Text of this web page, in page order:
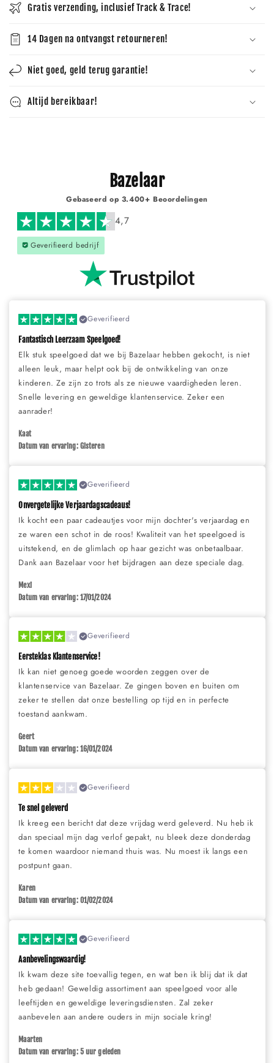
Gratis verzending, inclusief Track & Trace!
14 Dagen na ontvangst retourneren!
Niet goed, geld terug garantie!
Altijd bereikbaar!
Bazelaar
Gebaseerd op 3.400+ Beoordelingen
4,7
Geverifieerd bedrijf
Geverifieerd
Fantastisch Leerzaam Speelgoed!
Elk stuk speelgoed dat we bij Bazelaar hebben gekocht, is niet
alleen leuk, maar helpt ook bij de ontwikkeling van onze
kinderen. Ze zijn zo trots als ze nieuwe vaardigheden leren.
Snelle levering en geweldige klantenservice. Zeker een
aanrader!
Kaat
Datum van ervaring: Gisteren
Geverifieerd
Onvergetelijke Verjaardagscadeaus!
Ik kocht een paar cadeautjes voor mijn dochter's verjaardag en
ze waren een schot in de roos! Kwaliteit van het speelgoed is
uitstekend, en de glimlach op haar gezicht was onbetaalbaar.
Dank aan Bazelaar voor het bijdragen aan deze speciale dag.
Mexi
Datum van ervaring: 17/01/2024
Geverifieerd
Eersteklas Klantenservice!
Ik kan niet genoeg goede woorden zeggen over de
klantenservice van Bazelaar. Ze gingen boven en buiten om
zeker te stellen dat onze bestelling op tijd en in perfecte
toestand aankwam.
Geert
Datum van ervaring: 16/01/2024
Geverifieerd
Te snel geleverd
Ik kreeg een bericht dat deze vrijdag werd geleverd. Nu heb ik
dan speciaal mijn dag verlof gepakt, nu bleek deze donderdag
te komen waardoor niemand thuis was. Nu moest ik langs een
postpunt gaan.
Karen
Datum van ervaring: 01/02/2024
Geverifieerd
Aanbevelingswaardig!
Ik kwam deze site toevallig tegen, en wat ben ik blij dat ik dat
heb gedaan! Geweldig assortiment aan speelgoed voor alle
leeftijden en geweldige leveringsdiensten. Zal zeker
aanbevelen aan andere ouders in mijn sociale kring!
Maarten
Datum van ervaring: 5 uur geleden